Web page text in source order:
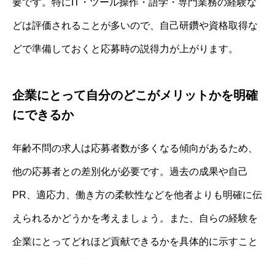
要です。特にIT・ツール操作・語学・専門業務の経験な
どは評価されることが多いので、自己研鑽や資格取得な
どで準備しておくと応募時の説得力が上がります。
企業にとって自分のどこがメリットかを明確
にできるか
年齢不問の求人は応募者数が多くなる傾向があるため、
他の応募者との差別化が必要です。過去の成果や自己
PR、適応力、働き方の柔軟性などを他者よりも明確に伝
えられるかどうかを考えましょう。また、自らの経験を
企業にとってどれほど貢献できるかを具体的に示すこと